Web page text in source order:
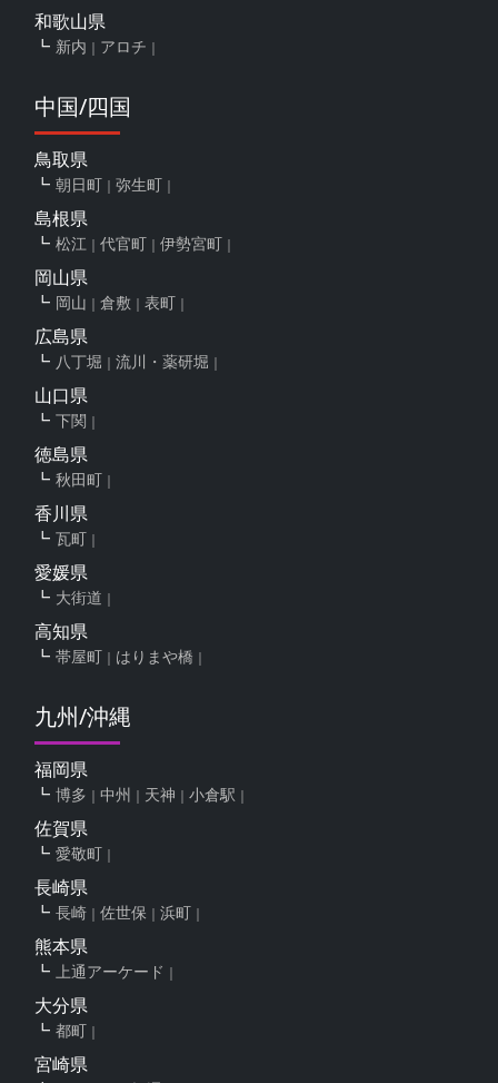
和歌山県
新内 アロチ
中国/四国
鳥取県
朝日町 弥生町
島根県
松江 代官町 伊勢宮町
岡山県
岡山 倉敷 表町
広島県
八丁堀 流川・薬研堀
山口県
下関
徳島県
秋田町
香川県
瓦町
愛媛県
大街道
高知県
帯屋町 はりまや橋
九州/沖縄
福岡県
博多 中州 天神 小倉駅
佐賀県
愛敬町
長崎県
長崎 佐世保 浜町
熊本県
上通アーケード
大分県
都町
宮崎県